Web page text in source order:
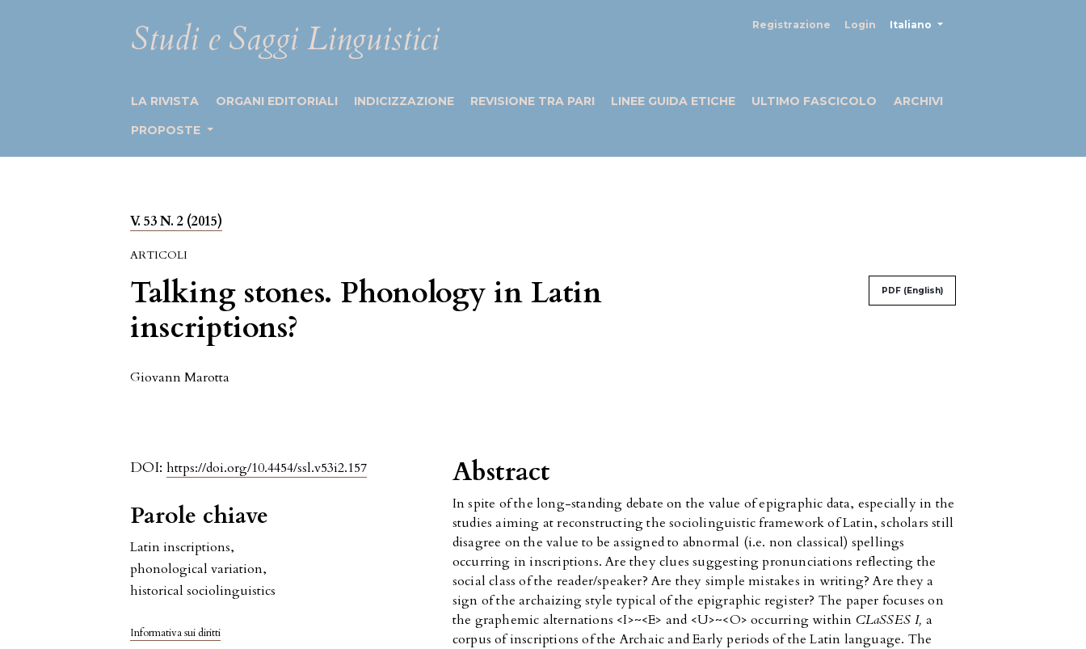
Studi e Saggi Linguistici Registrazione Login Italiano
LA RIVISTA ORGANI EDITORIALI INDICIZZAZIONE REVISIONE TRA PARI LINEE GUIDA ETICHE ULTIMO FASCICOLO
ARCHIVI
PROPOSTE
V. 53 N. 2 (2015)
ARTICOLI
Talking stones. Phonology in Latin
inscriptions?
PDF (English)
Giovann Marotta
DOI:https://doi.org/10.4454/ssl.v53i2.157
Parole chiave
Latin inscriptions,
phonological variation,
historical sociolinguistics
Informativa sui diritti
Abstract
In spite of the long-standing debate on the value of epigraphic data, especially in the
studies aiming at reconstructing the sociolinguistic framework of Latin, scholars still
disagree on the value to be assigned to abnormal (i.e. non classical) spellings
occurring in inscriptions. Are they clues suggesting pronunciations reflecting the
social class of the reader/speaker? Are they simple mistakes in writing? Are they a
sign of the archaizing style typical of the epigraphic register? The paper focuses on
the graphemic alternations <I>~<E> and <U>~<O> occurring within CLaSSES I, a
corpus of inscriptions of the Archaic and Early periods of the Latin language. The